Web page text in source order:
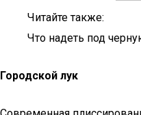
Читайте также:
Что надеть под
Городской лук